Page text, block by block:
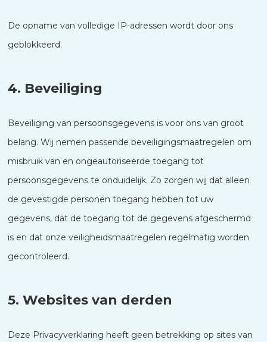
De opname van volledige IP-adressen wordt door ons
geblokkeerd.
4. Beveiliging
Beveiliging van persoonsgegevens is voor ons van groot
belang. Wij nemen passende beveiligingsmaatregelen om
misbruik van en ongeautoriseerde toegang tot
persoonsgegevens te onduidelijk. Zo zorgen wij dat alleen
de gevestigde personen toegang hebben tot uw
gegevens, dat de toegang tot de gegevens afgeschermd
is en dat onze veiligheidsmaatregelen regelmatig worden
gecontroleerd.
5. Websites van derden
Deze Privacyverklaring heeft geen betrekking op sites van